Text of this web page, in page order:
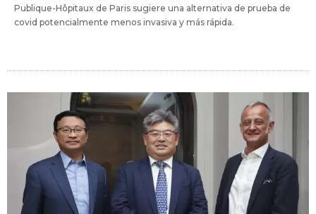
Publique-Hôpitaux de Paris sugiere una alternativa de prueba de
covid potencialmente menos invasiva y más rápida.